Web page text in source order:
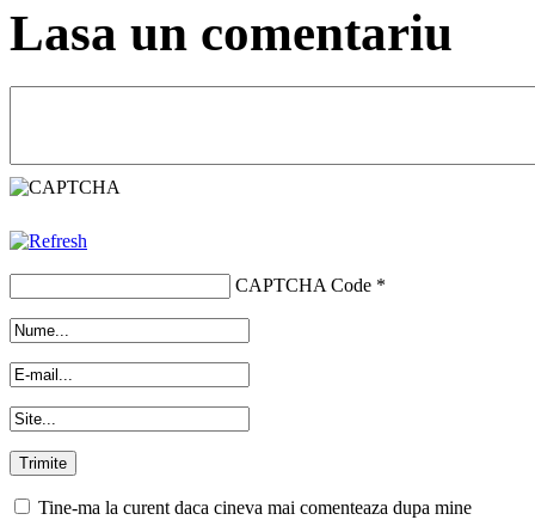
Lasa un comentariu
CAPTCHA Code *
Tine-ma la curent daca cineva mai comenteaza dupa mine